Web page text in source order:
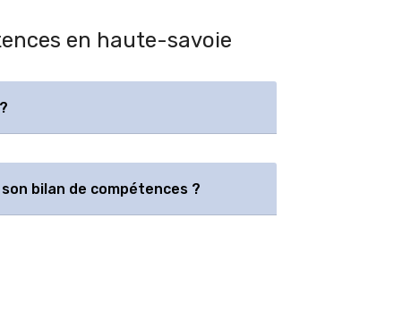
en haute-savoie
bilan de compétences ?